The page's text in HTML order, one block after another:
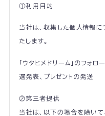
①利用目的
当社は、収集した個人情報
たします。
「ウタヒメドリーム」のフォ
選発表、プレゼントの発送
②第三者提供
当社は、以下の場合を除い